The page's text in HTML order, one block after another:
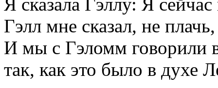
Гэлл мне сказал, не
И мы с Гэломм говорили
так, как это было в духе